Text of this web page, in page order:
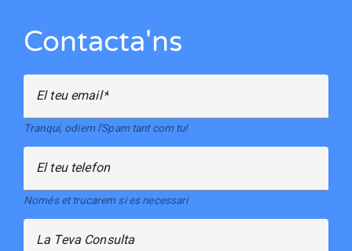
Contacta'ns
El teu email
Tranqui, odiem l'Spam tant com tu!
El teu telefon
Només et trucarem si es necessari
La Teva Consulta